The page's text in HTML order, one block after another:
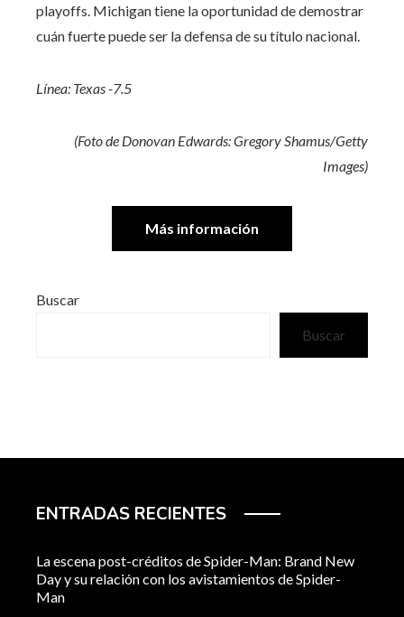
playoffs. Michigan tiene la oportunidad de demostrar
cuán fuerte puede ser la defensa de su título nacional.
Línea: Texas -7.5
(Foto de Donovan Edwards: Gregory Shamus/Getty
Images)
Más información
Buscar
Buscar
ENTRADAS RECIENTES
La escena post-créditos de Spider-Man: Brand New
Day y su relación con los avistamientos de Spider-
Man